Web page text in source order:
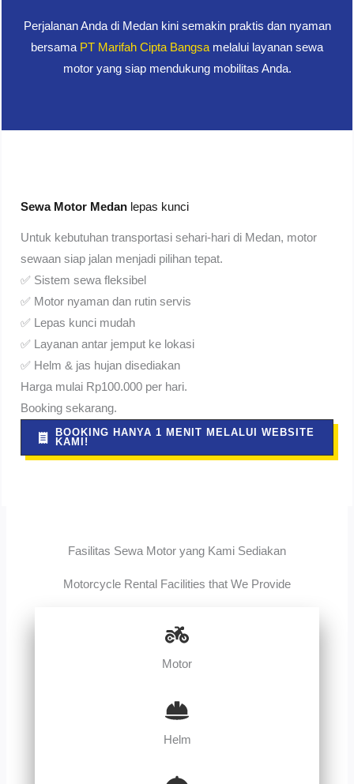
Perjalanan Anda di Medan kini semakin praktis dan nyaman
bersama PT Marifah Cipta Bangsa melalui layanan sewa
motor yang siap mendukung mobilitas Anda.
Sewa Motor Medan lepas kunci
Untuk kebutuhan transportasi sehari-hari di Medan, motor
sewaan siap jalan menjadi pilihan tepat.
✅ Sistem sewa fleksibel
✅ Motor nyaman dan rutin servis
✅ Lepas kunci mudah
✅ Layanan antar jemput ke lokasi
✅ Helm & jas hujan disediakan
Harga mulai Rp100.000 per hari.
Booking sekarang.
BOOKING HANYA 1 MENIT MELALUI WEBSITE
KAMI!
Fasilitas Sewa Motor yang Kami Sediakan
Motorcycle Rental Facilities that We Provide
Motor
Helm